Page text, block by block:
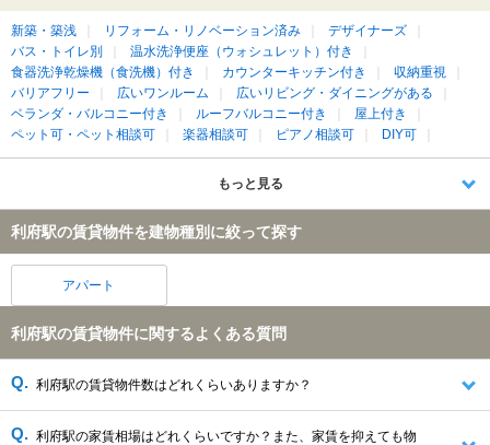
新築・築浅 リフォーム・リノベーション済み
デザイナーズ
バス・トイレ別
温水洗浄便座（ウォシュレット）付き
食器洗浄乾燥機（食洗機）付き
カウンターキッチン付き
収納重視
バリアフリー
広いワンルーム
広いリビング・ダイニングがある
ベランダ・バルコニー付き
ルーフバルコニー付き
屋上付き
ペット可・ペット相談可
楽器相談可 ピアノ相談可 DIY可
もっと見る
利府駅の賃貸物件を建物種別に絞って探す
アパート
利府駅の賃貸物件に関するよくある質問
利府駅の賃貸物件数はどれくらいありますか？
利府駅の家賃相場はどれくらいですか？また、家賃を抑えても物